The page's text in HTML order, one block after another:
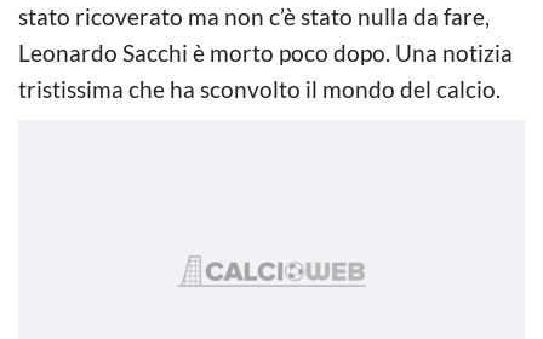
stato ricoverato ma non c’è stato nulla da fare,
Leonardo Sacchi è morto poco dopo. Una notizia
tristissima che ha sconvolto il mondo del calcio.